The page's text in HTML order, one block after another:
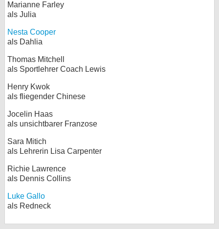
Marianne Farley
als Julia
Nesta Cooper
als Dahlia
Thomas Mitchell
als Sportlehrer Coach Lewis
Henry Kwok
als fliegender Chinese
Jocelin Haas
als unsichtbarer Franzose
Sara Mitich
als Lehrerin Lisa Carpenter
Richie Lawrence
als Dennis Collins
Luke Gallo
als Redneck